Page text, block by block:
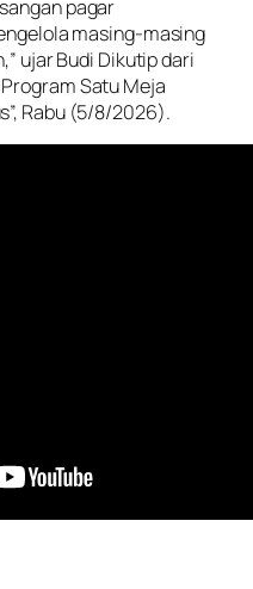
pagar
masing-masing
ujar Budi Dikutip dari
Satu Meja
Rabu (5/8/2026).